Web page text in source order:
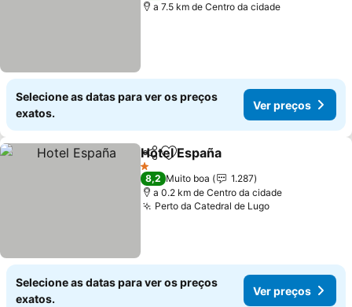
a 7.5 km de Centro da cidade
Selecione as datas para ver os preços
exatos.
Ver preços
PartilharAdicionar aos favoritos
Hotel España
1 Estrelas
8,2 Muito boa
1.287
a 0.2 km de Centro da cidade
Perto da Catedral de LugoVer preços
Selecione as datas para ver os preços
exatos.
Ver preços